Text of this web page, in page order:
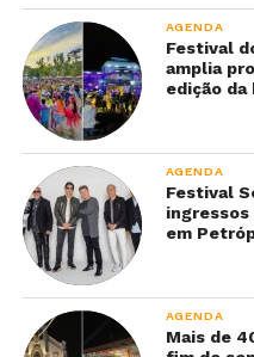
AGENDA
Festival
amplia
edição
AGENDA
Festival
em
AGENDA
Mais de